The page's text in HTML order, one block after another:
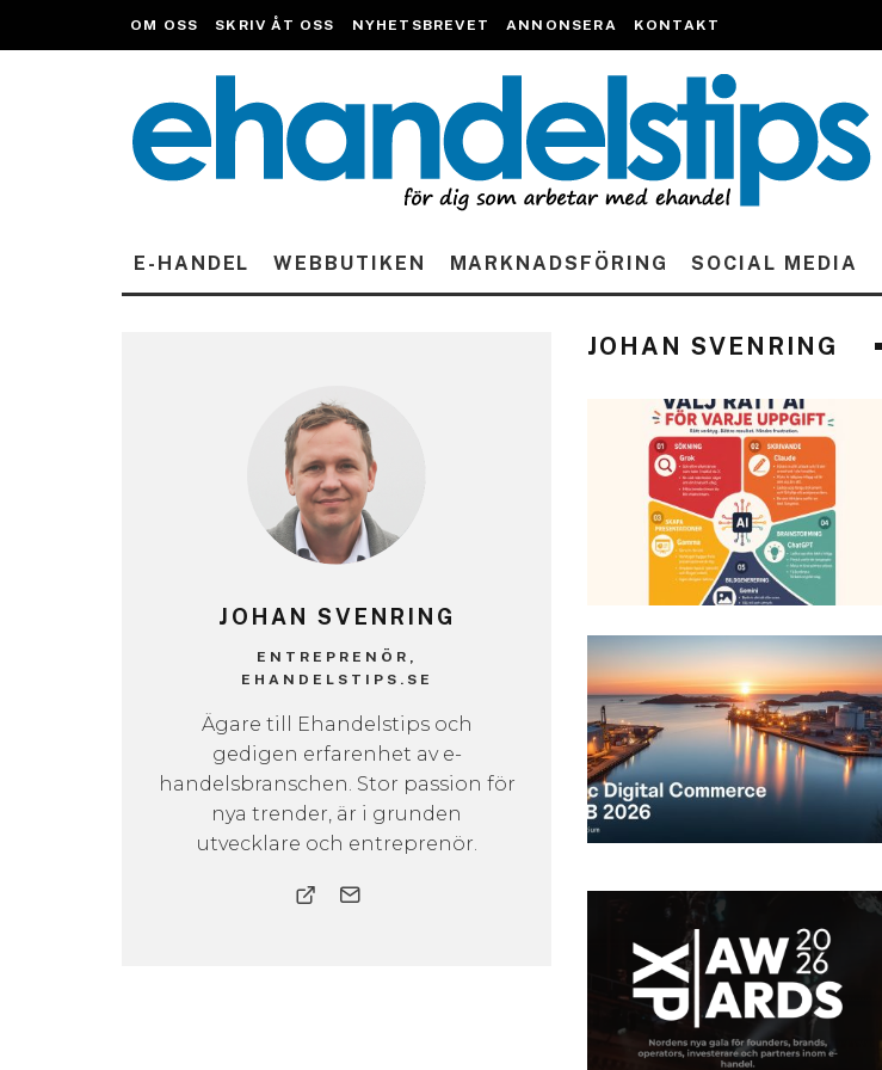
OM OSS SKRIV ÅT OSS NYHETSBREVET ANNONSERA KONTAKT
E-HANDEL WEBBUTIKEN MARKNADSFÖRING SOCIAL MEDIA
JOHAN SVENRING
ENTREPRENÖR,
EHANDELSTIPS.SE
Ägare till Ehandelstips och
gedigen erfarenhet av e-
handelsbranschen. Stor passion för
nya trender, är i grunden
utvecklare och entreprenör.
JOHAN SVENRING